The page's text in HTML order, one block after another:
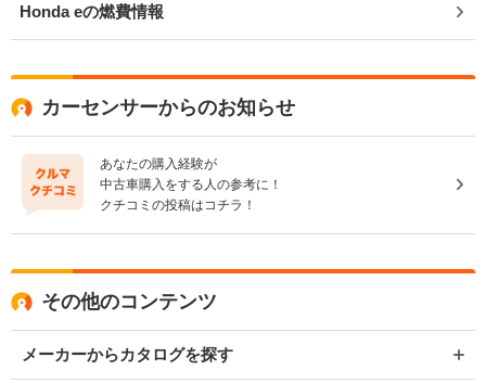
Honda eの燃費情報
カーセンサーからのお知らせ
あなたの購入経験が
中古車購入をする人の参考に！
クチコミの投稿はコチラ！
その他のコンテンツ
メーカーからカタログを探す